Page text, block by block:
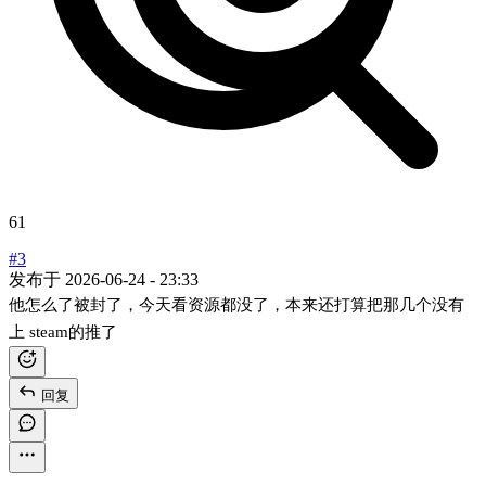
61
#3
发布于 2026-06-24 - 23:33
他怎么了被封了，今天看资源都没了，本来还打算把那几个没有
上 steam的推了
回复